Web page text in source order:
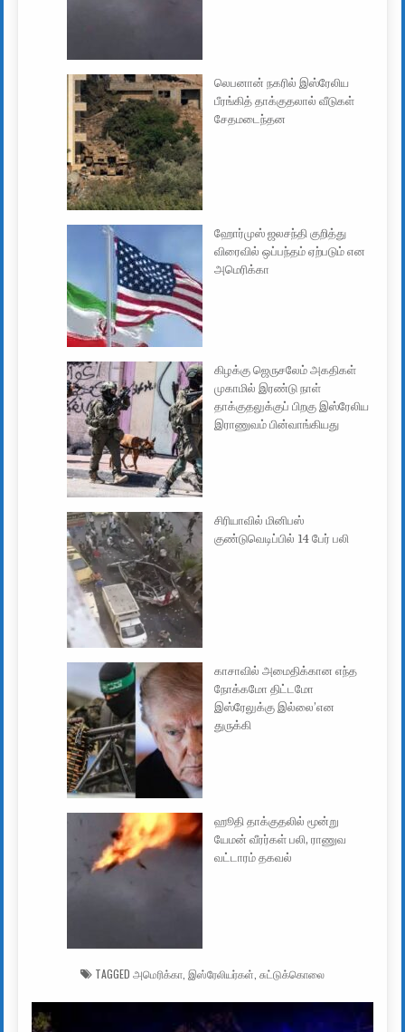
லெபனான் நகரில் இஸ்ரேலிய
பீரங்கித் தாக்குதலால் வீடுகள்
சேதமடைந்தன
ஹோர்முஸ் ஜலசந்தி குறித்து
விரைவில் ஒப்பந்தம் ஏற்படும் என
அமெரிக்கா
கிழக்கு ஜெருசலேம் அகதிகள்
முகாமில் இரண்டு நாள்
தாக்குதலுக்குப் பிறகு இஸ்ரேலிய
இராணுவம் பின்வாங்கியது
சிரியாவில் மினிபஸ்
குண்டுவெடிப்பில் 14 பேர் பலி
காசாவில் அமைதிக்கான எந்த
நோக்கமோ திட்டமோ
இஸ்ரேலுக்கு இல்லை’என
துருக்கி
ஹூதி தாக்குதலில் மூன்று
யேமன் வீரர்கள் பலி, ராணுவ
வட்டாரம் தகவல்
TAGGED அமெரிக்கா இஸ்ரேலியர்கள் சுட்டுக்கொலை